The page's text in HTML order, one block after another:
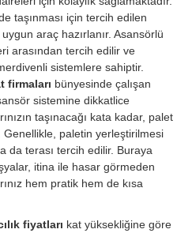
taşınması için tercih edilen
araç hazırlanır. Asansörlü
arasından tercih edilir ve
sistemlere sahiptir.
firmaları bünyesinde çalışan
sistemine dikkatlice
taşınacağı kata kadar, palet
Genellikle, paletin yerleştirilmesi
da terası tercih edilir. Buraya
itina ile hasar görmeden
hem pratik hem de kısa
fiyatları kat yüksekliğine göre